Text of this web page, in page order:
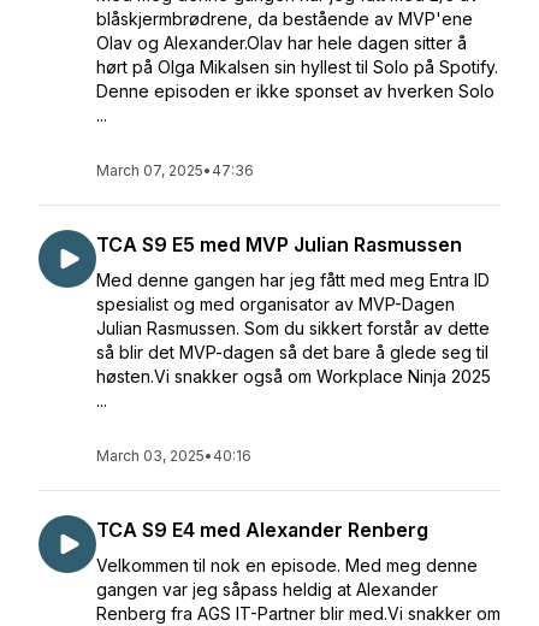
blåskjermbrødrene, da bestående av MVP'ene
Olav og Alexander.Olav har hele dagen sitter å
hørt på Olga Mikalsen sin hyllest til Solo på Spotify.
Denne episoden er ikke sponset av hverken Solo
...
March 07, 2025• 47:36
TCA S9 E5 med MVP Julian Rasmussen
Med denne gangen har jeg fått med meg Entra ID
spesialist og med organisator av MVP-Dagen
Julian Rasmussen. Som du sikkert forstår av dette
så blir det MVP-dagen så det bare å glede seg til
høsten.Vi snakker også om Workplace Ninja 2025
...
March 03, 2025• 40:16
TCA S9 E4 med Alexander Renberg
Velkommen til nok en episode. Med meg denne
gangen var jeg såpass heldig at Alexander
Renberg fra AGS IT-Partner blir med.Vi snakker om